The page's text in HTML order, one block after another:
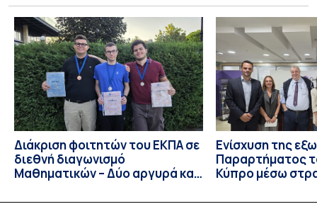
Διευθυντή της Α’ Μαιευτικής και Γυναικολογικής Κλινικής,
στο Νοσοκομείο «Αλεξάνδρα». Η διαδρομή του υπήρξε
συνεχής και ανοδική μέσα στην ίδια Κλινική, την οποία
υπηρέτησε από κάθε θέση: Επιμελητής Β’ Ε.Σ.Υ.
(1997‑2002), Επίκουρος […]
Διάκριση φοιτητών του ΕΚΠΑ σε
διεθνή διαγωνισμό
Μαθηματικών – Δύο αργυρά και
Ενίσχυση της
Παραρτήματος
Κύπρο μέσω